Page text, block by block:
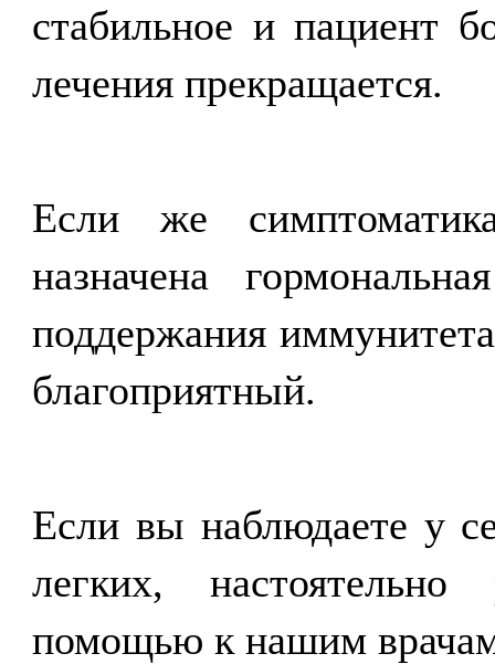
стабильное и пациент
лечения прекращается.
Если же
назначена
поддержания
благоприятный.
Если вы наблюдаете у
легких,
помощью к нашим